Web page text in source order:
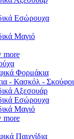
Εσώρουχα
Μαγιό
more
Φορμάκια
- Κασκόλ - Σκούφοι
Αξεσουάρ
Εσώρουχα
Μαγιό
more
Παιχνίδια